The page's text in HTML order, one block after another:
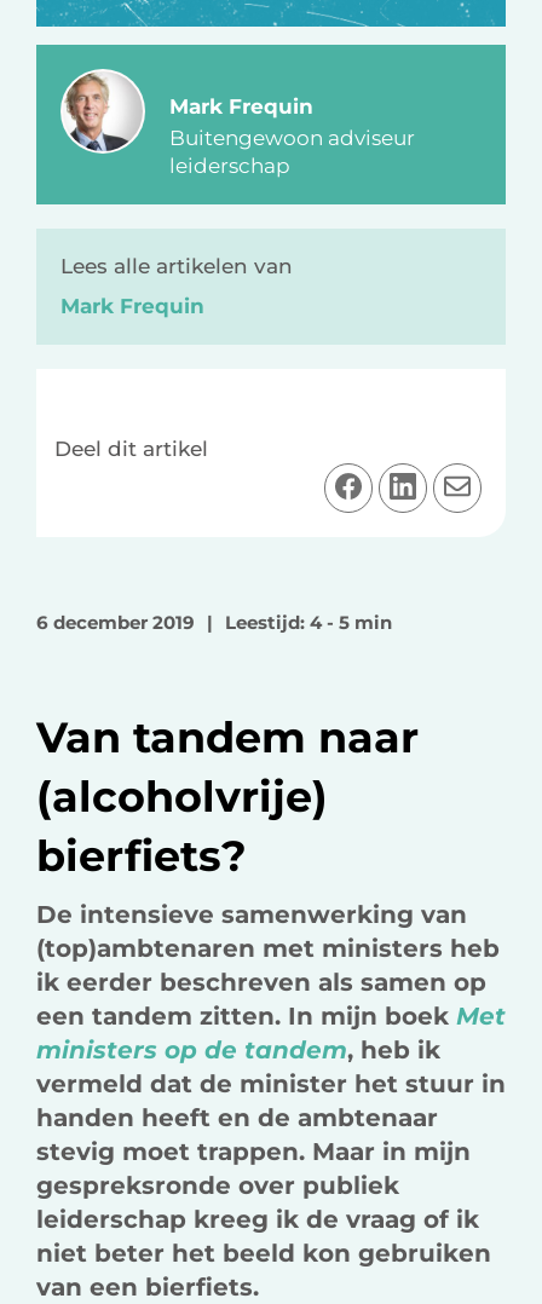
Mark Frequin
Buitengewoon adviseur
leiderschap
Lees alle artikelen van
Mark Frequin
Deel dit artikel
D
e
o
c
k
D
e
n
D
e
6 december 2019 | Leestijd: 4 - 5 min
Van tandem naar
(alcoholvrije)
bierfiets?
De intensieve samenwerking van
(top)ambtenaren met ministers heb
ik eerder beschreven als samen op
een tandem zitten. In mijn boek Met
ministers op de tandem, heb ik
vermeld dat de minister het stuur in
handen heeft en de ambtenaar
stevig moet trappen. Maar in mijn
gespreksronde over publiek
leiderschap kreeg ik de vraag of ik
niet beter het beeld kon gebruiken
van een bierfiets.